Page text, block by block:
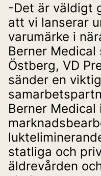
-Det är väldigt
att vi lanserar
varumärke i
Berner
Östberg, VD
sänder en
Berner Medical
statliga och
äldrevården